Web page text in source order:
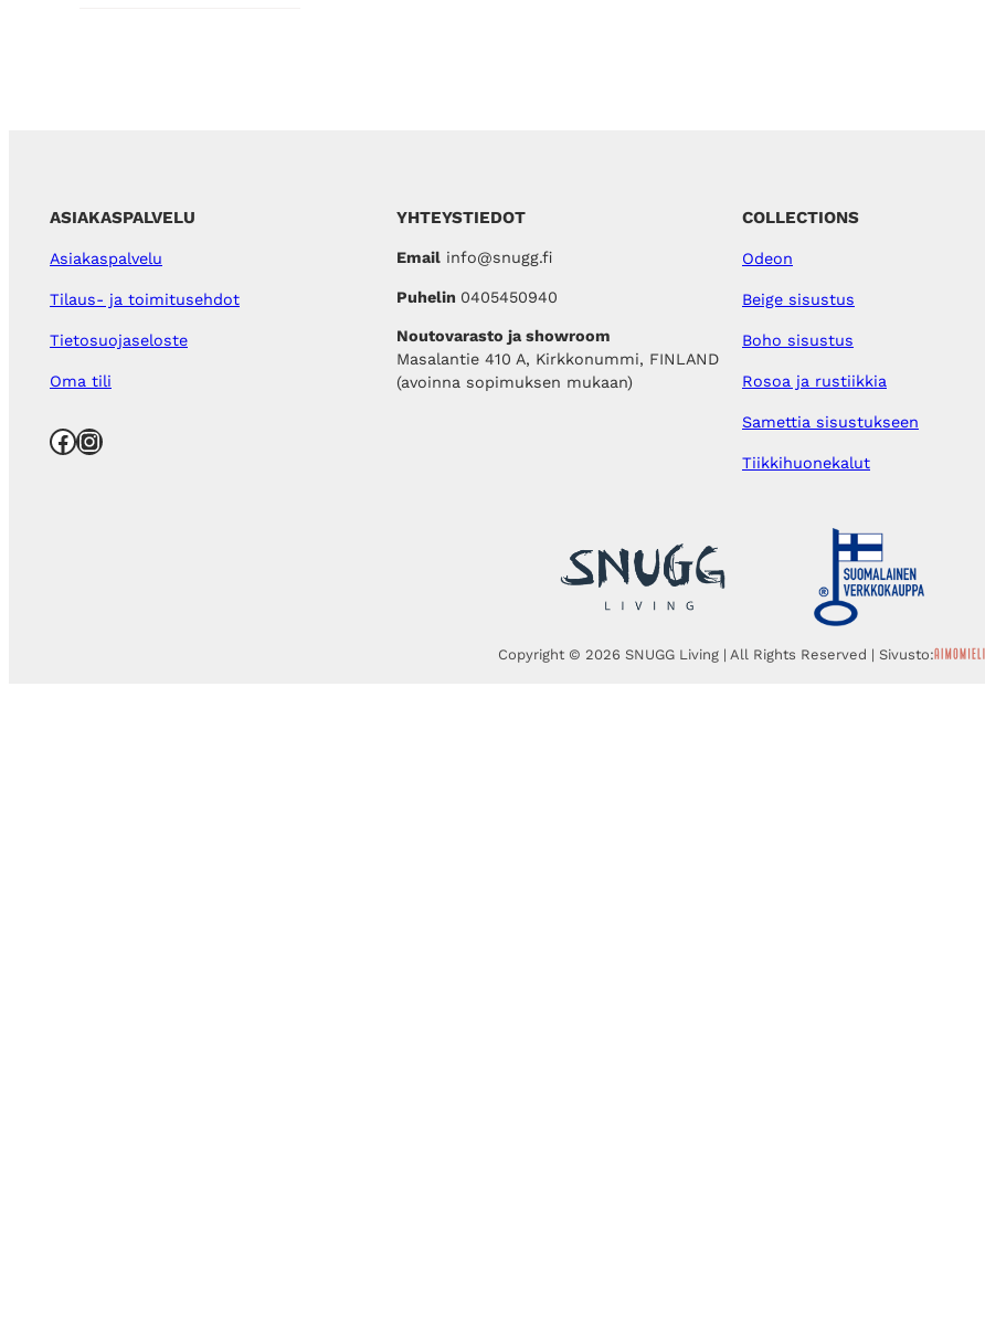
ASIAKASPALVELU
Asiakaspalvelu
Tilaus- ja toimitusehdot
Tietosuojaseloste
Oma tili
Facebook Instagram
YHTEYSTIEDOT
Emailinfo@snugg.fi
Puhelin 0405450940
Noutovarasto ja showroom
Masalantie 410 A, Kirkkonummi, FINLAND
(avoinna sopimuksen mukaan)
COLLECTIONS
Odeon
Beige sisustus
Boho sisustus
Rosoa ja rustiikkia
Samettia sisustukseen
Tiikkihuonekalut
Copyright © 2026 SNUGG Living | All Rights Reserved | Sivusto: